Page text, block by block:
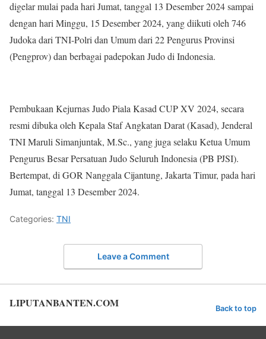
digelar mulai pada hari Jumat, tanggal 13 Desember 2024 sampai
dengan hari Minggu, 15 Desember 2024, yang diikuti oleh 746
Judoka dari TNI-Polri dan Umum dari 22 Pengurus Provinsi
(Pengprov) dan berbagai padepokan Judo di Indonesia.
Pembukaan Kejurnas Judo Piala Kasad CUP XV 2024, secara
resmi dibuka oleh Kepala Staf Angkatan Darat (Kasad), Jenderal
TNI Maruli Simanjuntak, M.Sc., yang juga selaku Ketua Umum
Pengurus Besar Persatuan Judo Seluruh Indonesia (PB PJSI).
Bertempat, di GOR Nanggala Cijantung, Jakarta Timur, pada hari
Jumat, tanggal 13 Desember 2024.
Categories: TNI
Leave a Comment
LIPUTANBANTEN.COM Back to top